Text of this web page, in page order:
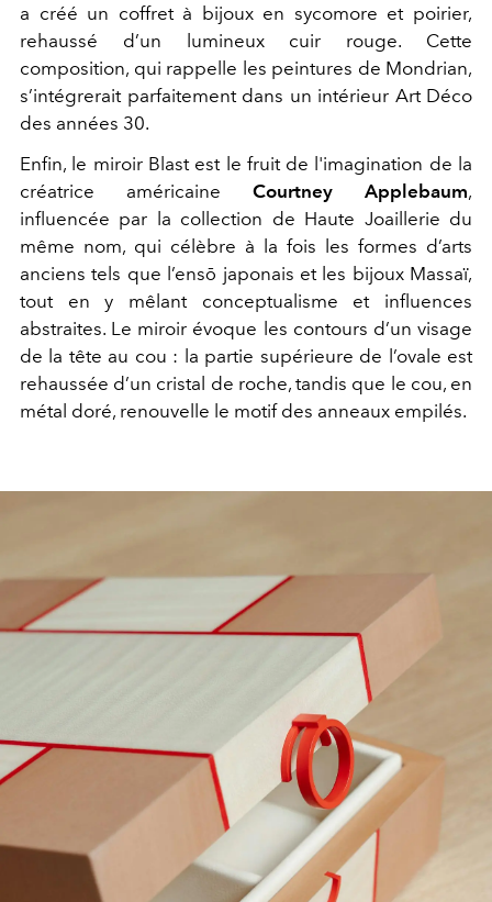
a créé un coffret à bijoux en sycomore et poirier,
rehaussé d’un lumineux cuir rouge. Cette
composition, qui rappelle les peintures de Mondrian,
s’intégrerait parfaitement dans un intérieur Art Déco
des années 30.
Enfin, le miroir Blast est le fruit de l'imagination de la
créatrice américaine Courtney Applebaum,
influencée par la collection de Haute Joaillerie du
même nom, qui célèbre à la fois les formes d’arts
anciens tels que l’ensō japonais et les bijoux Massaï,
tout en y mêlant conceptualisme et influences
abstraites. Le miroir évoque les contours d’un visage
de la tête au cou : la partie supérieure de l’ovale est
rehaussée d’un cristal de roche, tandis que le cou, en
métal doré, renouvelle le motif des anneaux empilés.